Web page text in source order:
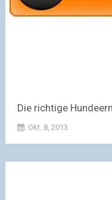
Die richtige
Okt. 8, 2013